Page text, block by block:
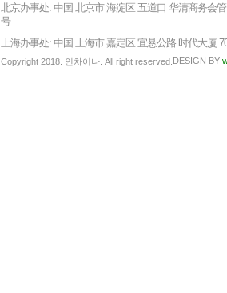
北京办事处: 中国 北京市 海淀区 五道口 华清商务会管
号
上海办事处: 中国 上海市 嘉定区 宜悬公路 时代大厦
Copyright 2018. 인차이나. All right reserved. DESIGN BY